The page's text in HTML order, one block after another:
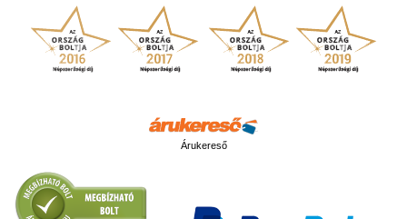
Árukereső